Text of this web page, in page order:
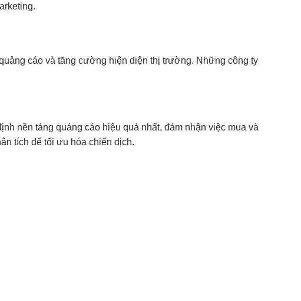
cáo và tăng cường hiện diện thị trường. Những công ty
nền tảng quảng cáo hiệu quả nhất, đảm nhận việc mua và
tích để tối ưu hóa chiến dịch.